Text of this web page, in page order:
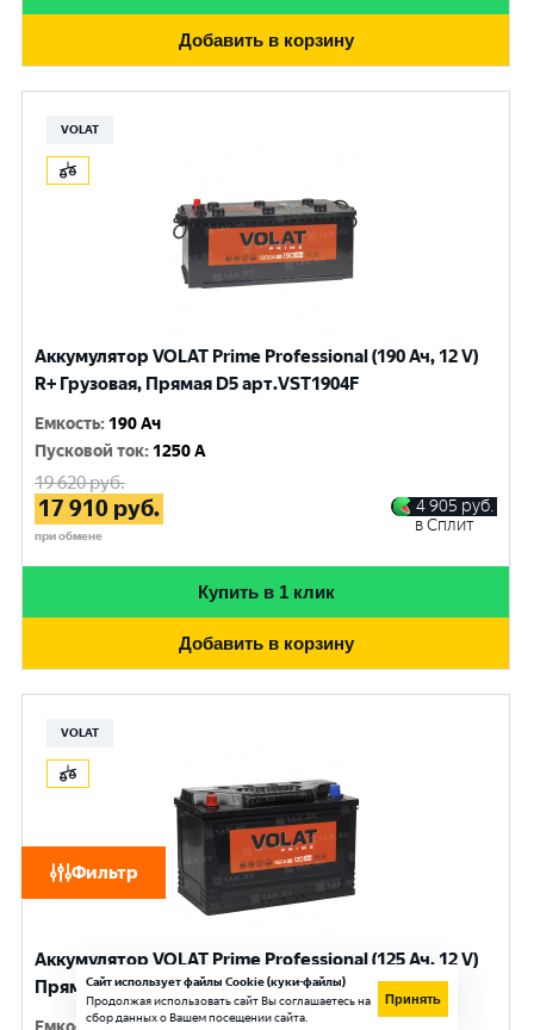
Фильтр
Добавить в корзину
VOLAT
Аккумулятор VOLAT Prime Professional (190 Ач, 12 V)
R+ Грузовая, Прямая D5 арт.VST1904F
Емкость: 190 Ач
Пусковой ток: 1250 A
19 620руб.
17 910 руб.
при обмене
4 905 руб.
в Сплит
Купить в 1 клик
Добавить в корзину
VOLAT
Аккумулятор VOLAT Prime Professional (125 Ач, 12 V)
Прямая, L+ D2 арт.VST1251
Сайт использует файлы Cookie (куки-файлы)
Продолжая использовать сайт Вы соглашаетесь на
сбор данных о Вашем посещении сайта.
Принять